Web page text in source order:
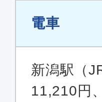
電車
新潟駅（
11,210円